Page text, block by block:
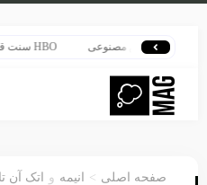
هوش مصنوعی HBO سنت قدیمی خود را برای پخش سریال هری پاتر تغییر داد
صفحه اصلی > انیمه و اتک آن